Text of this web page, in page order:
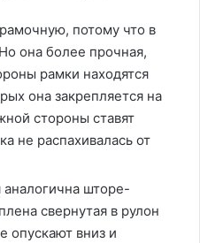
потому что в
она более прочная,
рамки находятся
она закрепляется на
стороны ставят
не распахивалась от
аналогична шторе-
свернутая в рулон
опускают вниз и